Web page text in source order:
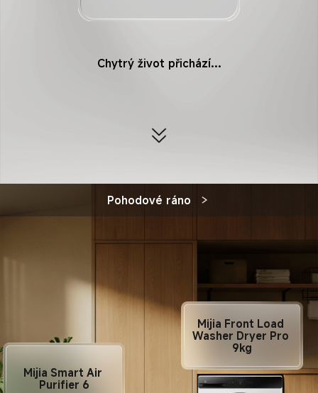
Chytrý život přichází…
Pohodové ráno
Mijia Front Load
Washer Dryer Pro
9kg
Mijia Smart Air
Purifier 6